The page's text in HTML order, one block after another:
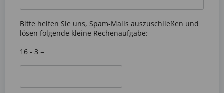
Bitte helfen Sie uns, Spam-Mails auszuschließen und
lösen folgende kleine Rechenaufgabe:
16 - 3 =